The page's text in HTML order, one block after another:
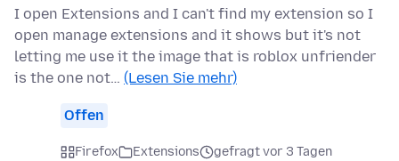
I open Extensions and I can't find my extension so I
open manage extensions and it shows but it's not
letting me use it the image that is roblox unfriender
is the one not… (Lesen Sie mehr)
Offen
Firefox Extensions gefragt vor 3 Tagen